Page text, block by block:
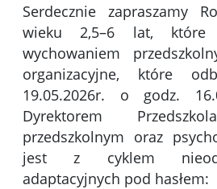
Serdecznie zapraszamy
wieku 2,5–6 lat,
wychowaniem
organizacyjne, które
19.05.2026r. o godz.
Dyrektorem
przedszkolnym oraz
jest z cyklem
adaptacyjnych pod hasłem: